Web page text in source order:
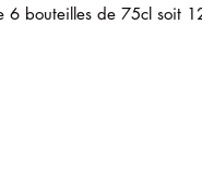
6 bouteilles de 75cl soit